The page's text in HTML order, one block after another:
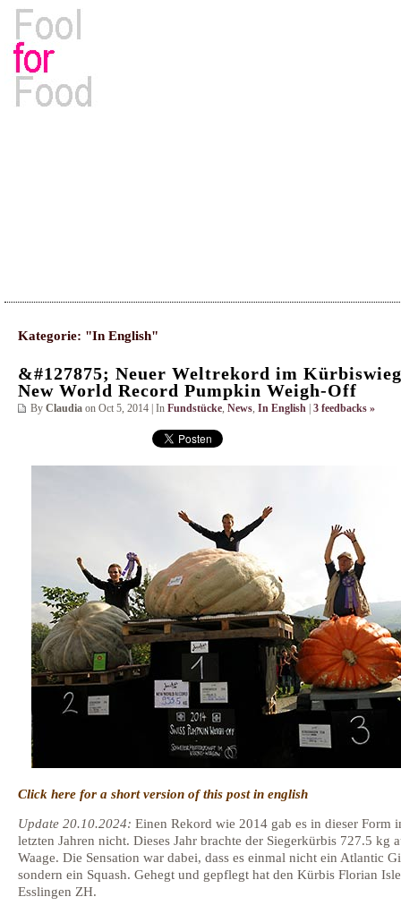
Kategorie: "In English"
&#127875; Neuer Weltrekord im
New World Record Pumpkin Weigh-Off
By Claudia on Oct 5, 2014 | In Fundstücke, News, In English 3 feedbacks »
Click here for a short version of this post in english
Update 20.10.2024: Einen Rekord wie 2014 gab es in dieser Form
letzten Jahren nicht. Dieses Jahr brachte der Siegerkürbis 727.5 kg
Waage. Die Sensation war dabei, dass es einmal nicht ein Atlantic
sondern ein Squash. Gehegt und gepflegt hat den Kürbis Florian
Esslingen ZH.